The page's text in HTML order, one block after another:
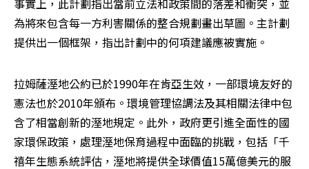
事實上，此計劃指出當前立法和政策間的落差和衝突，並
為將來包含每一方利害關係的整合規劃畫出草圖。主計劃
提供出一個框架，指出計劃中的何項建議應被實施。
拉姆薩溼地公約已於1990年在肯亞生效，一部環境友好的
憲法也於2010年頒布。環境管理協調法及其相關法律中包
含了相當創新的溼地規定。此外，政府更引進全面性的國
家環保政策，處理溼地保育過程中面臨的挑戰，包括「千
禧年生態系統評估，溼地將提供全球價值15萬億美元的服